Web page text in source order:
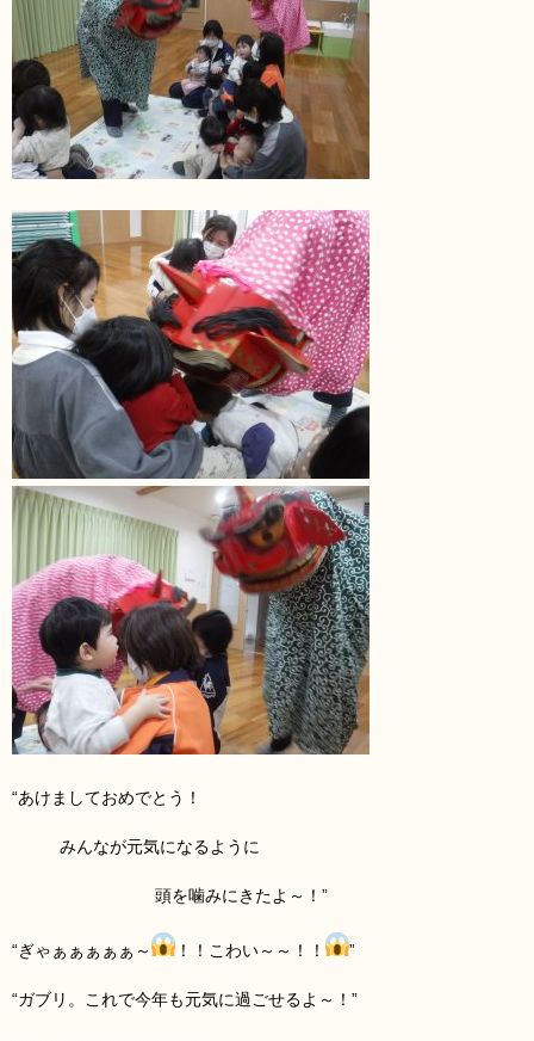
“あけましておめでとう！
みんなが元気になるように
頭を噛みにきたよ～！”
“ぎゃぁぁぁぁぁ～ ！！こわい～～！！ ”
“ガブリ。これで今年も元気に過ごせるよ～！”